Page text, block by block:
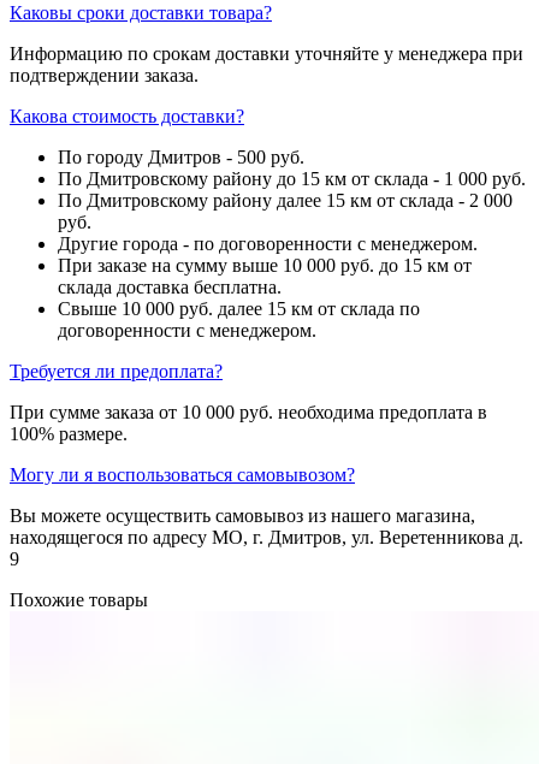
Каковы сроки доставки товара?
Информацию по срокам доставки уточняйте у менеджера при
подтверждении заказа.
Какова стоимость доставки?
По городу Дмитров - 500 руб.
По Дмитровскому району до 15 км от склада - 1 000 руб.
По Дмитровскому району далее 15 км от склада - 2 000
руб.
Другие города - по договоренности с менеджером.
При заказе на сумму выше 10 000 руб. до 15 км от
склада доставка бесплатна.
Свыше 10 000 руб. далее 15 км от склада по
договоренности с менеджером.
Требуется ли предоплата?
При сумме заказа от 10 000 руб. необходима предоплата в
100% размере.
Могу ли я воспользоваться самовывозом?
Вы можете осуществить самовывоз из нашего магазина,
находящегося по адресу МО, г. Дмитров, ул. Веретенникова д.
9
Похожие товары